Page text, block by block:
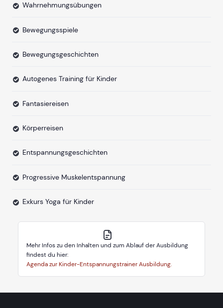
Wahrnehmungsübungen
Bewegungsspiele
Bewegungsgeschichten
Autogenes Training für Kinder
Fantasiereisen
Körperreisen
Entspannungsgeschichten
Progressive Muskelentspannung
Exkurs Yoga für Kinder
Mehr Infos zu den Inhalten und zum Ablauf der Ausbildung
findest du hier:
Agenda zur Kinder-Entspannungstrainer Ausbildung.